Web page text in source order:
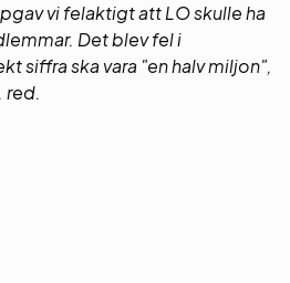
vi felaktigt att LO skulle ha
Det blev fel i
siffra ska vara "en halv miljon",
red.